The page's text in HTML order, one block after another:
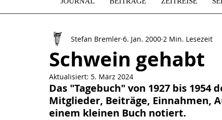
Schwein gehabt
Stefan Bremler 6. Jan. 2000 2 Min. Lesezeit
Aktualisiert: 5. März 2024
Das "Tagebuch" von 1927 bis
Mitglieder, Beiträge, Einnahmen,
einem kleinen Buch notiert.